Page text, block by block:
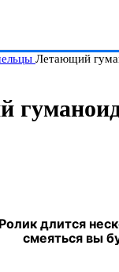
Летающий
Ролик длится
смеяться вы